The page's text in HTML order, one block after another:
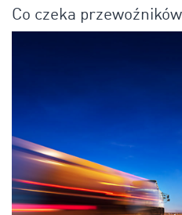
Co czeka